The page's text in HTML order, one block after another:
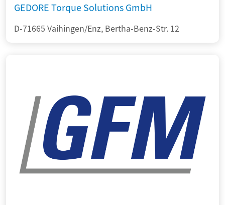
GEDORE Torque Solutions GmbH
D-71665 Vaihingen/Enz, Bertha-Benz-Str. 12